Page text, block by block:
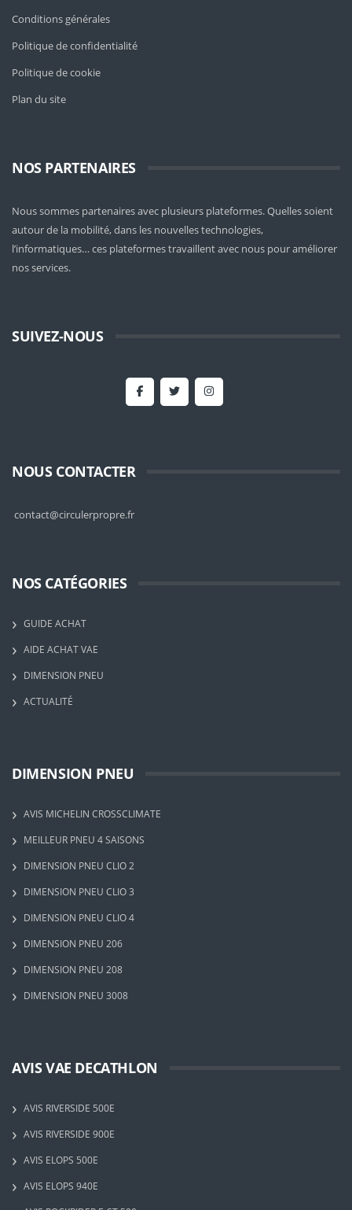
Conditions générales
Politique de confidentialité
Politique de cookie
Plan du site
NOS PARTENAIRES
Nous sommes partenaires avec plusieurs plateformes. Quelles soient
autour de la mobilité, dans les nouvelles technologies,
l’informatiques… ces plateformes travaillent avec nous pour améliorer
nos services.
SUIVEZ-NOUS
NOUS CONTACTER
contact@circulerpropre.fr
NOS CATÉGORIES
GUIDE ACHAT
AIDE ACHAT VAE
DIMENSION PNEU
ACTUALITÉ
DIMENSION PNEU
AVIS MICHELIN CROSSCLIMATE
MEILLEUR PNEU 4 SAISONS
DIMENSION PNEU CLIO 2
DIMENSION PNEU CLIO 3
DIMENSION PNEU CLIO 4
DIMENSION PNEU 206
DIMENSION PNEU 208
DIMENSION PNEU 3008
AVIS VAE DECATHLON
AVIS RIVERSIDE 500E
AVIS RIVERSIDE 900E
AVIS ELOPS 500E
AVIS ELOPS 940E